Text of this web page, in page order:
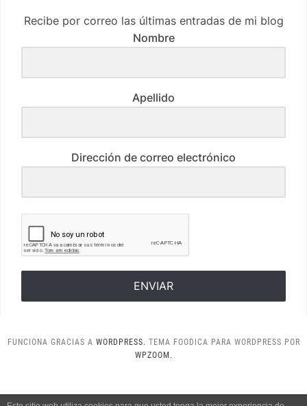
Recibe por correo las últimas entradas de mi blog
Nombre
Apellido
Dirección de correo electrónico
ENVIAR
FUNCIONA GRACIAS A WORDPRESS. TEMA FOODICA PARA WORDPRESS POR
WPZOOM.